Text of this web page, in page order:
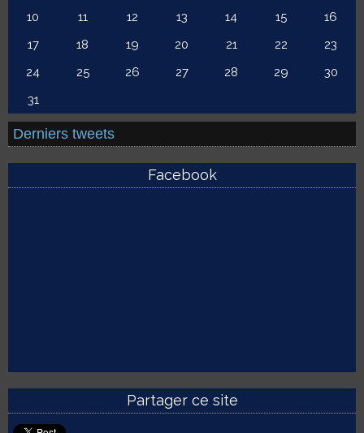
10
11 12 13 14 15
16
17
18 19 20 21 22
23
24
25 26 27 28 29
30
31
Derniers tweets
Facebook
Partager ce site